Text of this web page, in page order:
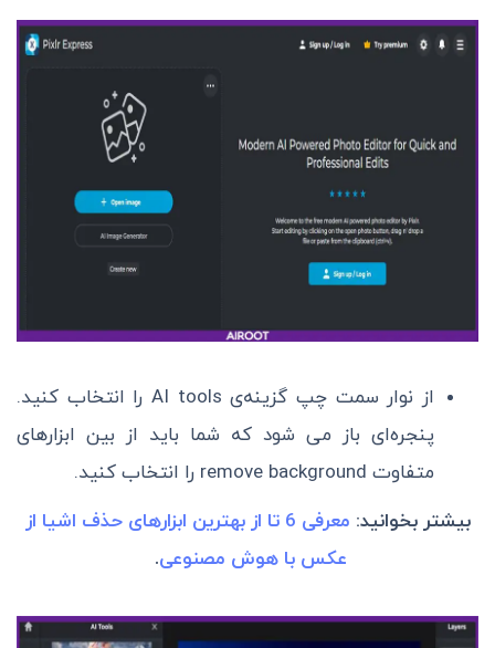
از نوار سمت چپ گزینه‌ی AI tools را انتخاب کنید.
پنجره‌ای باز می شود که شما باید از بین ابزار‌های
متفاوت remove background را انتخاب کنید.
بیشتر بخوانید:
معرفی 6 تا از بهترین ابزار‌های حذف اشیا از
عکس با هوش مصنوعی.